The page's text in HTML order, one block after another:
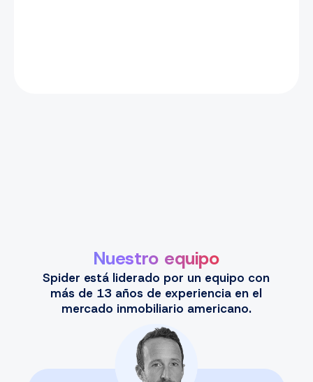
Nuestro equipo
Spider está liderado por un equipo con
más de 13 años de experiencia en el
mercado inmobiliario americano.